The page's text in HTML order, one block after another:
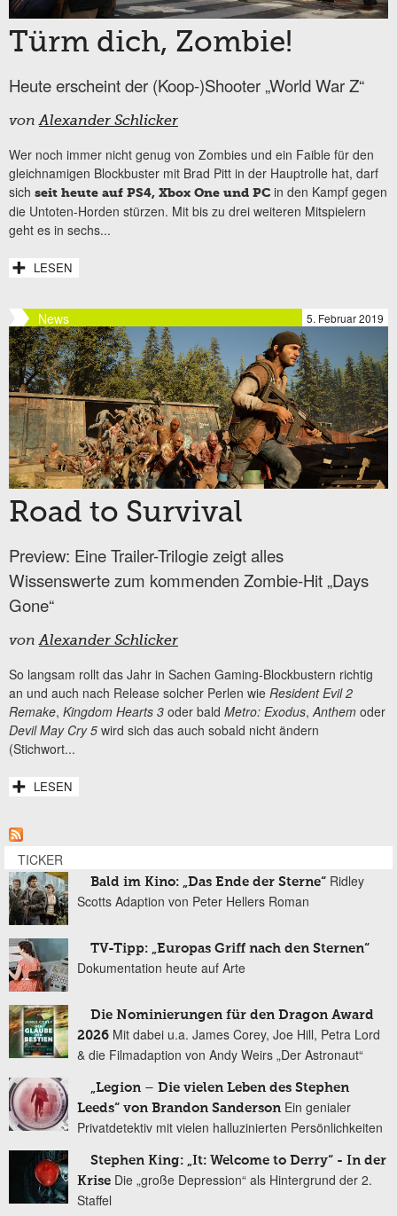
Türm dich, Zombie!
Heute erscheint der (Koop-)Shooter „World War Z“
vonAlexander Schlicker
Wer noch immer nicht genug von Zombies und ein Faible für den
gleichnamigen Blockbuster mit Brad Pitt in der Hauptrolle hat, darf
sich seit heute auf PS4, Xbox One und PC in den Kampf gegen
die Untoten-Horden stürzen. Mit bis zu drei weiteren Mitspielern
geht es in sechs...
LESEN
News 5. Februar 2019
Road to Survival
Preview: Eine Trailer-Trilogie zeigt alles
Wissenswerte zum kommenden Zombie-Hit „Days
Gone“
vonAlexander Schlicker
So langsam rollt das Jahr in Sachen Gaming-Blockbustern richtig
an und auch nach Release solcher Perlen wie Resident Evil 2
Remake, Kingdom Hearts 3 oder bald Metro: Exodus, Anthem oder
Devil May Cry 5 wird sich das auch sobald nicht ändern
(Stichwort...
LESEN
TICKER
Bald im Kino: „Das Ende der Sterne“ Ridley
Scotts Adaption von Peter Hellers Roman
TV-Tipp: „Europas Griff nach den Sternen“
Dokumentation heute auf Arte
Die Nominierungen für den Dragon Award
2026 Mit dabei u.a. James Corey, Joe Hill, Petra Lord
& die Filmadaption von Andy Weirs „Der Astronaut“
„Legion – Die vielen Leben des Stephen
Leeds“ von Brandon Sanderson Ein genialer
Privatdetektiv mit vielen halluzinierten Persönlichkeiten
Stephen King: „It: Welcome to Derry“ - In der
Krise Die „große Depression“ als Hintergrund der 2.
Staffel